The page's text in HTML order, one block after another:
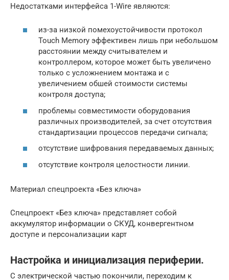
Недостатками интерфейса 1-Wire являются:
из-за низкой помехоустойчивости протокол
Touch Memory эффективен лишь при небольшом
расстоянии между считывателем и
контроллером, которое может быть увеличено
только с усложнением монтажа и с
увеличением обшей стоимости системы
контроля доступа;
проблемы совместимости оборудования
различных производителей, за счет отсутствия
стандартизации процессов передачи сигнала;
отсутствие шифрования передаваемых данных;
отсутствие контроля целостности линии.
Материал спецпроекта «Без ключа»
Спецпроект «Без ключа» представляет собой
аккумулятор информации о СКУД, конвергентном
доступе и персонализации карт
Настройка и инициализация периферии.
С электрической частью покончили, переходим к